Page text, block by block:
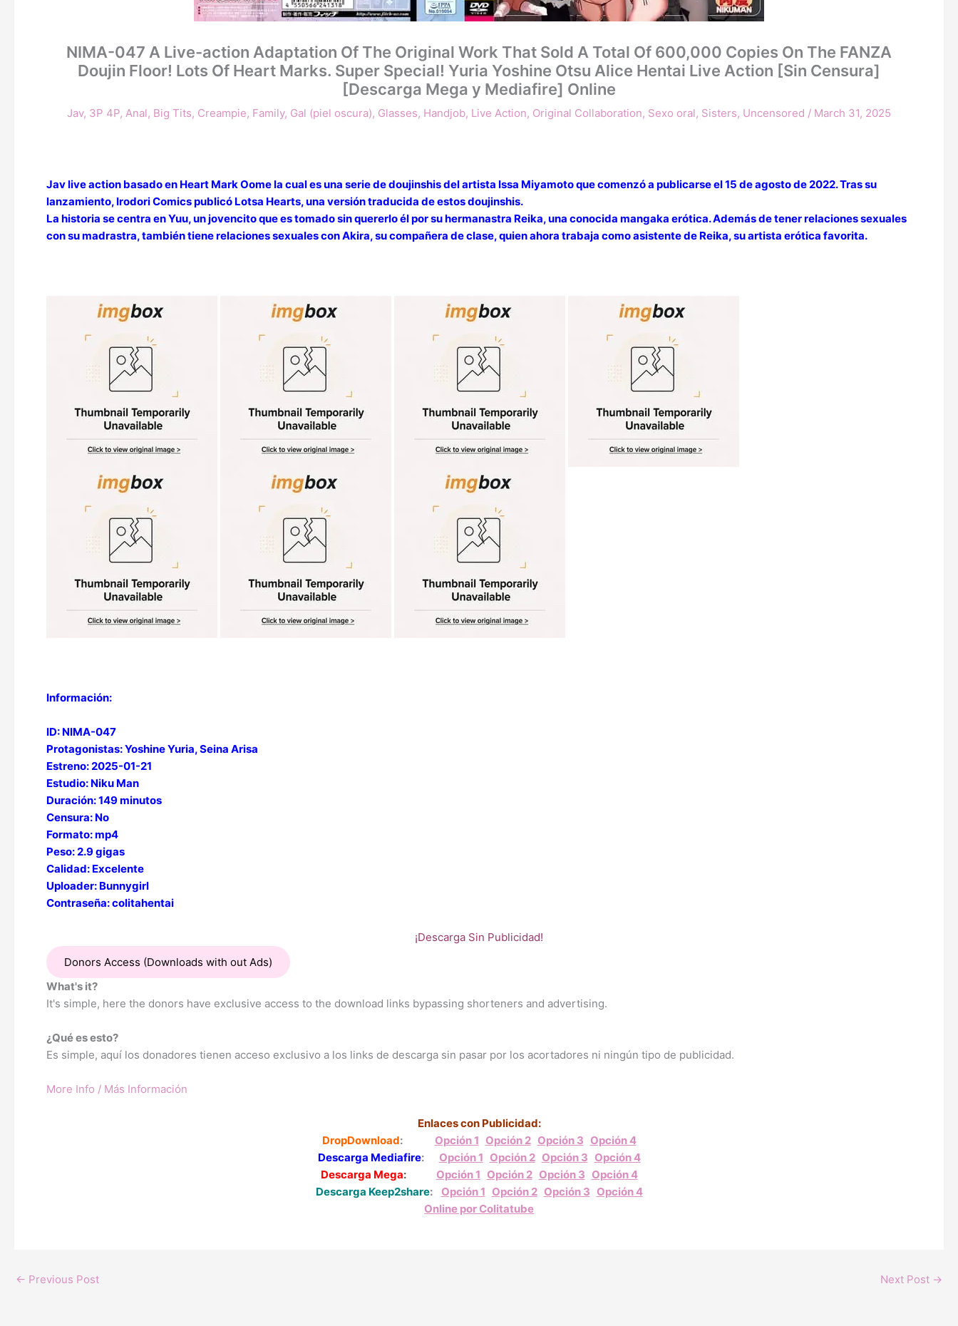
NIMA-047 A Live-action Adaptation Of The Original Work That Sold A Total Of 600,000 Copies On The FANZA
Doujin Floor! Lots Of Heart Marks. Super Special! Yuria Yoshine Otsu Alice Hentai Live Action [Sin Censura]
[Descarga Mega y Mediafire] Online
Jav, 3P 4P, Anal, Big Tits, Creampie, Family, Gal (piel oscura), Glasses, Handjob, Live Action, Original Collaboration, Sexo oral, Sisters, Uncensored / March 31, 2025
Jav live action basado en Heart Mark Oome la cual es una serie de doujinshis del artista Issa Miyamoto que comenzó a publicarse el 15 de agosto de 2022. Tras su
lanzamiento, Irodori Comics publicó Lotsa Hearts, una versión traducida de estos doujinshis.
La historia se centra en Yuu, un jovencito que es tomado sin quererlo él por su hermanastra Reika, una conocida mangaka erótica. Además de tener relaciones sexuales
con su madrastra, también tiene relaciones sexuales con Akira, su compañera de clase, quien ahora trabaja como asistente de Reika, su artista erótica favorita.
Información:
ID: NIMA-047
Protagonistas: Yoshine Yuria, Seina Arisa
Estreno: 2025-01-21
Estudio: Niku Man
Duración: 149 minutos
Censura: No
Formato: mp4
Peso: 2.9 gigas
Calidad: Excelente
Uploader: Bunnygirl
Contraseña: colitahentai
¡Descarga Sin Publicidad!
Donors Access (Downloads with out Ads)
What's it?
It's simple, here the donors have exclusive access to the download links bypassing shorteners and advertising.
¿Qué es esto?
Es simple, aquí los donadores tienen acceso exclusivo a los links de descarga sin pasar por los acortadores ni ningún tipo de publicidad.
More Info / Más Información
Enlaces con Publicidad:
DropDownload: Opción 1 Opción 2 Opción 3 Opción 4
Descarga Mediafire: Opción 1 Opción 2 Opción 3 Opción 4
Descarga Mega: Opción 1 Opción 2 Opción 3 Opción 4
Descarga Keep2share: Opción 1 Opción 2 Opción 3 Opción 4
Online por Colitatube
← Previous Post Next Post →